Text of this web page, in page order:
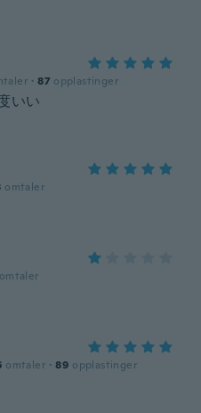
· 87 opplastinger
いい
omtaler
omtaler
omtaler · 89 opplastinger